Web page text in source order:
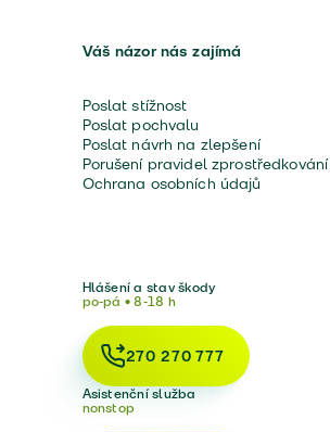
Váš názor nás zajímá
Poslat stížnost
Poslat pochvalu
Poslat návrh na zlepšení
Porušení pravidel zprostředkování
Ochrana osobních údajů
Hlášení a stav škody
po-pá • 8-18 h
270 270 777
Asistenční služba
nonstop